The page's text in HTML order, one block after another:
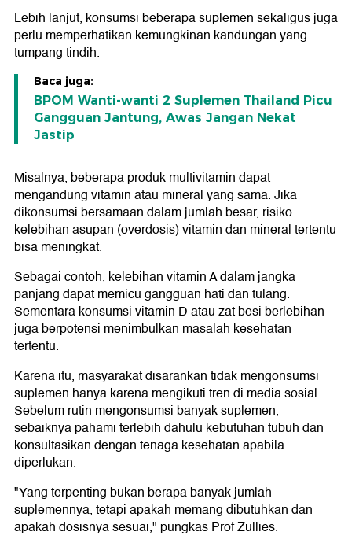
Lebih lanjut, konsumsi beberapa suplemen sekaligus juga
perlu memperhatikan kemungkinan kandungan yang
tumpang tindih.
Baca juga:
BPOM Wanti-wanti 2 Suplemen Thailand Picu
Gangguan Jantung, Awas Jangan Nekat
Jastip
Misalnya, beberapa produk multivitamin dapat
mengandung vitamin atau mineral yang sama. Jika
dikonsumsi bersamaan dalam jumlah besar, risiko
kelebihan asupan (overdosis) vitamin dan mineral tertentu
bisa meningkat.
Sebagai contoh, kelebihan vitamin A dalam jangka
panjang dapat memicu gangguan hati dan tulang.
Sementara konsumsi vitamin D atau zat besi berlebihan
juga berpotensi menimbulkan masalah kesehatan
tertentu.
Karena itu, masyarakat disarankan tidak mengonsumsi
suplemen hanya karena mengikuti tren di media sosial.
Sebelum rutin mengonsumsi banyak suplemen,
sebaiknya pahami terlebih dahulu kebutuhan tubuh dan
konsultasikan dengan tenaga kesehatan apabila
diperlukan.
"Yang terpenting bukan berapa banyak jumlah
suplemennya, tetapi apakah memang dibutuhkan dan
apakah dosisnya sesuai," pungkas Prof Zullies.